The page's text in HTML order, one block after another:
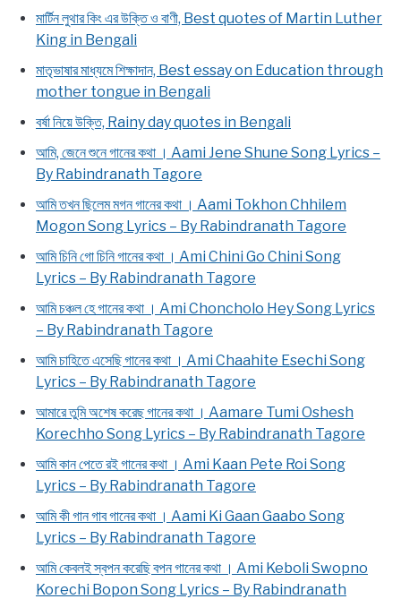
মার্টিন লুথার কিং এর উক্তি ও বাণী, Best quotes of Martin Luther
King in Bengali
মাতৃভাষার মাধ্যমে শিক্ষাদান, Best essay on Education through
mother tongue in Bengali
বর্ষা নিয়ে উক্তি, Rainy day quotes in Bengali
আমি, জেনে শুনে গানের কথা । Aami Jene Shune Song Lyrics –
By Rabindranath Tagore
আমি তখন ছিলেম মগন গানের কথা । Aami Tokhon Chhilem
Mogon Song Lyrics – By Rabindranath Tagore
আমি চিনি গো চিনি গানের কথা । Ami Chini Go Chini Song
Lyrics – By Rabindranath Tagore
আমি চঞ্চল হে গানের কথা । Ami Choncholo Hey Song Lyrics
– By Rabindranath Tagore
আমি চাহিতে এসেছি গানের কথা । Ami Chaahite Esechi Song
Lyrics – By Rabindranath Tagore
আমারে তুমি অশেষ করেছ গানের কথা । Aamare Tumi Oshesh
Korechho Song Lyrics – By Rabindranath Tagore
আমি কান পেতে রই গানের কথা । Ami Kaan Pete Roi Song
Lyrics – By Rabindranath Tagore
আমি কী গান গাব গানের কথা । Aami Ki Gaan Gaabo Song
Lyrics – By Rabindranath Tagore
আমি কেবলই স্বপন করেছি বপন গানের কথা । Ami Keboli Swopno
Korechi Bopon Song Lyrics – By Rabindranath